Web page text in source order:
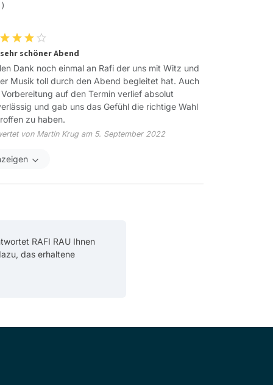
schöner Abend
Dank noch einmal an Rafi der uns mit Witz und
Musik toll durch den Abend begleitet hat. Auch
auf den Termin verlief absolut
und gab uns das Gefühl die richtige Wahl
zu haben.
von Martin Krug am 5. September 2022
RAFI RAU Ihnen
das erhaltene